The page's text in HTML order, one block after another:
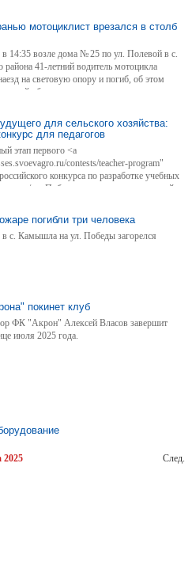
мотоциклист врезался в столб
в 14:35 возле дома № 25 по ул. Полевой в с.
района 41-летний водитель мотоцикла
на световую опору и погиб, об этом
области.
для сельского хозяйства:
для педагогов
этап первого <a
contests/teacher-program"
конкурса по разработке учебных
a>. Победители и призеры в каждой
тыс. рублей.
погибли три человека
в с. Камышла на ул. Победы загорелся
покинет клуб
ФК "Акрон" Алексей Власов завершит
июля 2025 года.
2025 След.